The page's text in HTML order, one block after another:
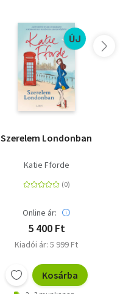
ÚJ
Szerelem Londonban
Katie Fforde
Online ár:
5 400 Ft
Kiadói ár: 5 999 Ft
Kosárba